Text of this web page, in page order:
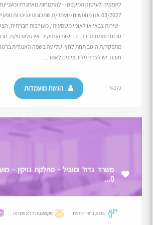
לתפקיד ולעיסוק המשפטי - להתמחות מאתגרת
03/2027.אנו מחפשים מועמד/ת שתכונותיו ניכרות
- שירות צבאי או לאומי משמעותי, מעורבות חברתית,
טרום התמחות וכד'. דרישות התפקיד: אינטליגנטי/ת,
מתפקד/ת היטב תחת לחץ. שליטה בשפה האנגלית ברמה
חובה. יש לצרף גיליון ציונים לאתר....
76272 הגשת מועמדות
משרד גדול ומוביל - מחלקת נזיקין -
0...
נמצא בחוד החנית מקצוענות ללא פשרות